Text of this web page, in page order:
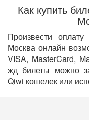
Как купить
Произвести
Москва онлайн
VISA, MasterCard,
жд билеты можно
Qiwi кошелек или